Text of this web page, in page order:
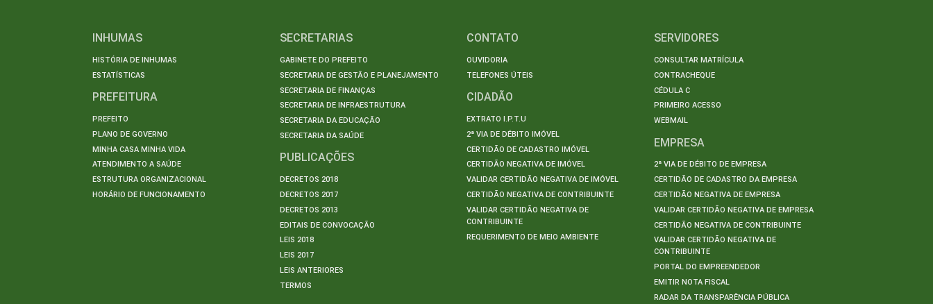
INHUMAS
HISTÓRIA DE INHUMAS
ESTATÍSTICAS
PREFEITURA
PREFEITO
PLANO DE GOVERNO
MINHA CASA MINHA VIDA
ATENDIMENTO A SAÚDE
ESTRUTURA ORGANIZACIONAL
HORÁRIO DE FUNCIONAMENTO
SECRETARIAS
GABINETE DO PREFEITO
SECRETARIA DE GESTÃO E PLANEJAMENTO
SECRETARIA DE FINANÇAS
SECRETARIA DE INFRAESTRUTURA
SECRETARIA DA EDUCAÇÃO
SECRETARIA DA SAÚDE
PUBLICAÇÕES
DECRETOS 2018
DECRETOS 2017
DECRETOS 2013
EDITAIS DE CONVOCAÇÃO
LEIS 2018
LEIS 2017
LEIS ANTERIORES
TERMOS
CONTATO
OUVIDORIA
TELEFONES ÚTEIS
CIDADÃO
EXTRATO I.P.T.U
2ª VIA DE DÉBITO IMÓVEL
CERTIDÃO DE CADASTRO IMÓVEL
CERTIDÃO NEGATIVA DE IMÓVEL
VALIDAR CERTIDÃO NEGATIVA DE IMÓVEL
CERTIDÃO NEGATIVA DE CONTRIBUINTE
VALIDAR CERTIDÃO NEGATIVA DE
CONTRIBUINTE
REQUERIMENTO DE MEIO AMBIENTE
SERVIDORES
CONSULTAR MATRÍCULA
CONTRACHEQUE
CÉDULA C
PRIMEIRO ACESSO
WEBMAIL
EMPRESA
2ª VIA DE DÉBITO DE EMPRESA
CERTIDÃO DE CADASTRO DA EMPRESA
CERTIDÃO NEGATIVA DE EMPRESA
VALIDAR CERTIDÃO NEGATIVA DE EMPRESA
CERTIDÃO NEGATIVA DE CONTRIBUINTE
VALIDAR CERTIDÃO NEGATIVA DE
CONTRIBUINTE
PORTAL DO EMPREENDEDOR
EMITIR NOTA FISCAL
RADAR DA TRANSPARÊNCIA PÚBLICA